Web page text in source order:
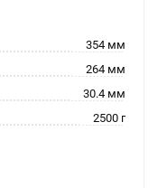
354 мм
264 мм
30.4 мм
2500 г